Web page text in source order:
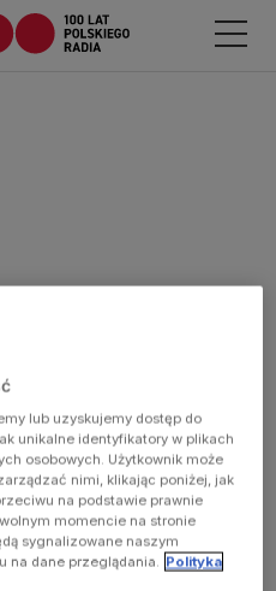
lub uzyskujemy dostęp do
unikalne identyfikatory w plikach
osobowych. Użytkownik może
nimi, klikając poniżej, jak
na podstawie prawnie
momencie na stronie
sygnalizowane naszym
na dane przeglądania. Polityka